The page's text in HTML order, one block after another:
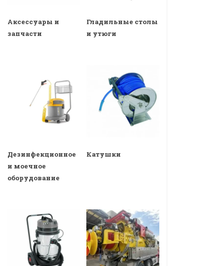
Аксессуары и
запчасти
Гладильные столы
и утюги
Дезинфекционное
и моечное
оборудование
Катушки